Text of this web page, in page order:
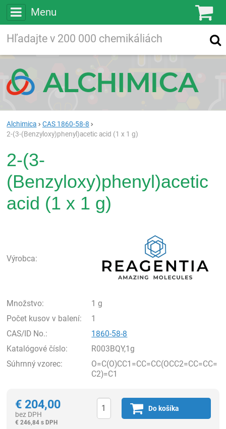
Menu
Vyhľadávanie
Alchimica
CAS 1860-58-8
2-(3-(Benzyloxy)phenyl)acetic acid (1 x 1 g)
2-(3-
(Benzyloxy)phenyl)acetic
acid (1 x 1 g)
Výrobca:
Množstvo:
1 g
Počet kusov v balení:
1
CAS/ID No.:
1860-58-8
Katalógové číslo:
R003BQY,1g
Súhrnný vzorec:
O=C(O)CC1=CC=CC(OCC2=CC=CC=
C2)=C1
€ 204,00
bez DPH
€ 246,84 s DPH
Do košíka